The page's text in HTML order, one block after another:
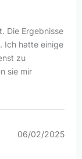
Die Ergebnisse
Ich hatte einige
zu
sie mir
06/02/2025